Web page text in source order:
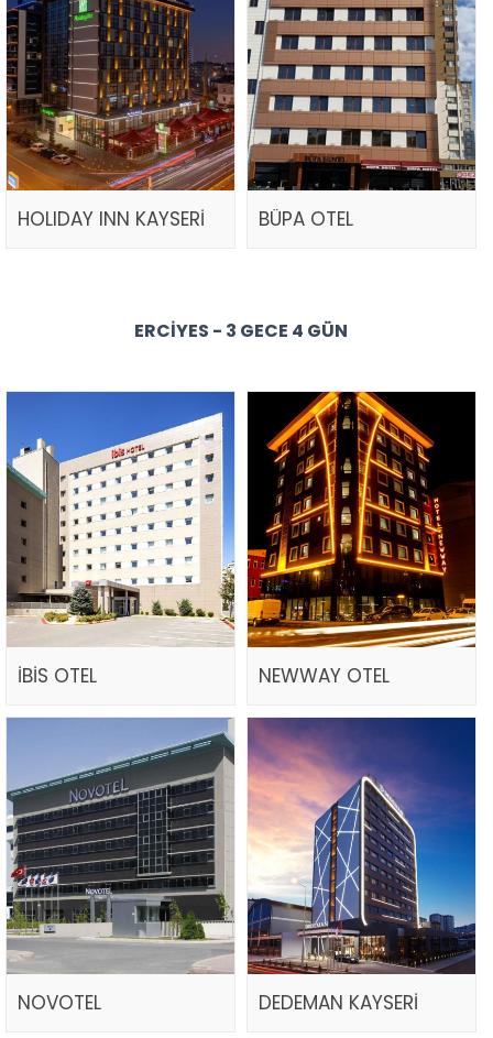
HOLIDAY INN KAYSERİ BÜPA OTEL
ERCIYES - 3 GECE 4 GÜN
İBİS OTEL NEWWAY OTEL
NOVOTEL DEDEMAN KAYSERİ